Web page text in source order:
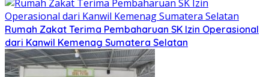
Rumah Zakat Terima Pembaharuan SK Izin Operasional
dari Kanwil Kemenag Sumatera Selatan